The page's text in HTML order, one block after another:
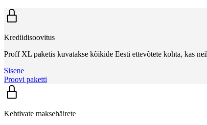
Krediidisoovitus
Proff XL paketis kuvatakse kõikide Eesti ettevõtete kohta, kas
Sisene
Proovi paketti
Kehtivate maksehäirete